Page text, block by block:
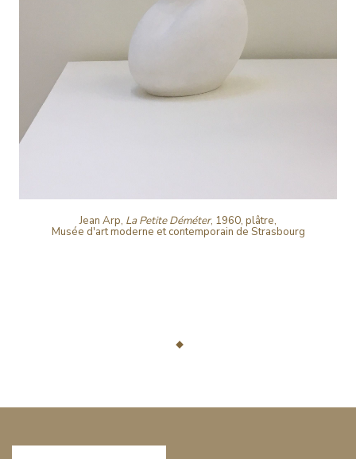
Jean Arp, La Petite Déméter, 1960, plâtre,
Musée d'art moderne et contemporain de Strasbourg